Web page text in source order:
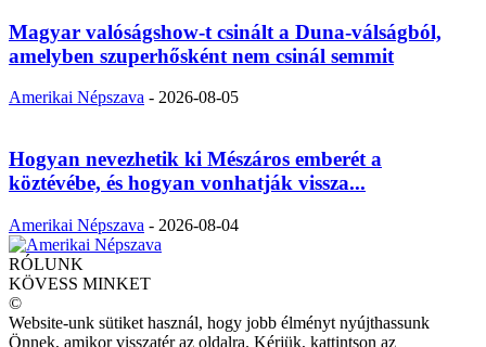
Magyar valóságshow-t csinált a Duna-válságból,
amelyben szuperhősként nem csinál semmit
Amerikai Népszava - 2026-08-05
Hogyan nevezhetik ki Mészáros emberét a
köztévébe, és hogyan vonhatják vissza...
Amerikai Népszava - 2026-08-04
RÓLUNK
KÖVESS MINKET
©
Website-unk sütiket használ, hogy jobb élményt nyújthassunk
Önnek, amikor visszatér az oldalra. Kérjük, kattintson az